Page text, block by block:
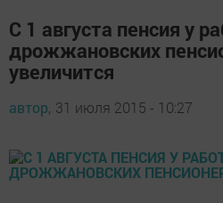
С 1 августа пенсия у
дрожжановских
увеличится
автор, 31 июля 2015 - 10:27